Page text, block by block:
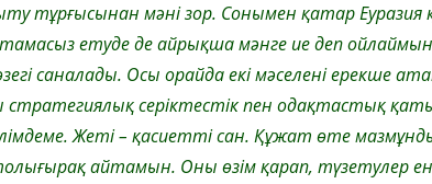
тұрғысынан мәні зор. Сонымен қатар Еуразия
етуде де айрықша мәнге ие деп ойлаймын.
саналады. Осы орайда екі мәселені ерекше
стратегиялық серіктестік пен одақтастық
Жеті – қасиетті сан. Құжат өте
айтамын. Оны өзім қарап, түзетулер